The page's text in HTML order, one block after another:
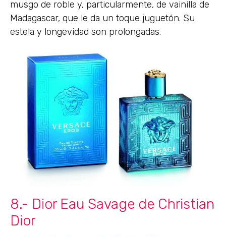
musgo de roble y, particularmente, de vainilla de
Madagascar, que le da un toque juguetón. Su
estela y longevidad son prolongadas.
8.- Dior Eau Savage de Christian
Dior